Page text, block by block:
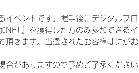
イベントです。握手後にデジタルブ
NFT』を獲得した方のみ参加できる
頂きます。当選されたお客様はにが
がありますので予めご了承ください